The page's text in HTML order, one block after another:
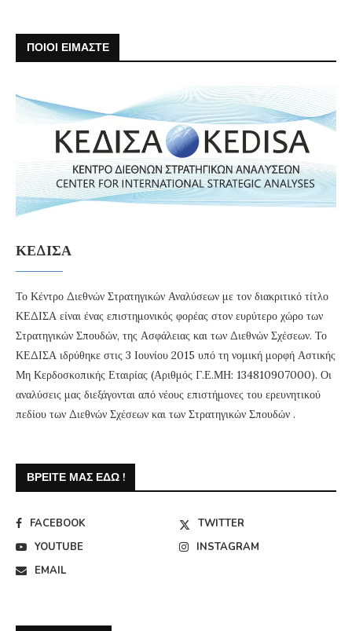
ΠΟΙΟΙ ΕΙΜΑΣΤΕ
ΚΕΔΙΣΑ
Το Κέντρο Διεθνών Στρατηγικών Αναλύσεων με τον διακριτικό τίτλο
ΚΕΔΙΣΑ είναι ένας επιστημονικός φορέας στον ευρύτερο χώρο των
Στρατηγικών Σπουδών, της Ασφάλειας και των Διεθνών Σχέσεων. Το
ΚΕΔΙΣΑ ιδρύθηκε στις 3 Ιουνίου 2015 υπό τη νομική μορφή Αστικής
Μη Κερδοσκοπικής Εταιρίας (Αριθμός Γ.Ε.ΜΗ: 134810907000). Οι
αναλύσεις μας διεξάγονται από νέους επιστήμονες του ερευνητικού
πεδίου των Διεθνών Σχέσεων και των Στρατηγικών Σπουδών .
ΒΡΕΊΤΕ ΜΑΣ ΕΔΏ !
FACEBOOK
TWITTER
YOUTUBE
INSTAGRAM
EMAIL